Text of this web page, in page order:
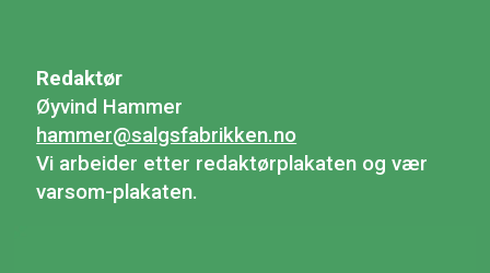
Redaktør
Øyvind Hammer
hammer@salgsfabrikken.no
Vi arbeider etter redaktørplakaten og vær
varsom-plakaten.